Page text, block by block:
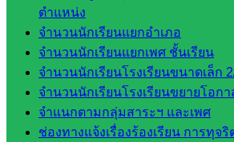
ตำแหน่ง
จำนวนนักเรียนแยกอำเภอ
จำนวนนักเรียนแยกเพศ ชั้นเรียน
จำนวนนักเรียนโรงเรียนขนาดเล็ก
จำนวนนักเรียนโรงเรียนขยายโอก
จำแนกตามกลุ่มสาระฯ และเพศ
ช่องทางแจ้งเรื่องร้องเรียน การทุจ
เว็บไซต์
หลักสูตร
ต้าน
ทุจริต
ห้อง
นิเทศ
ศน.นิพนธ์